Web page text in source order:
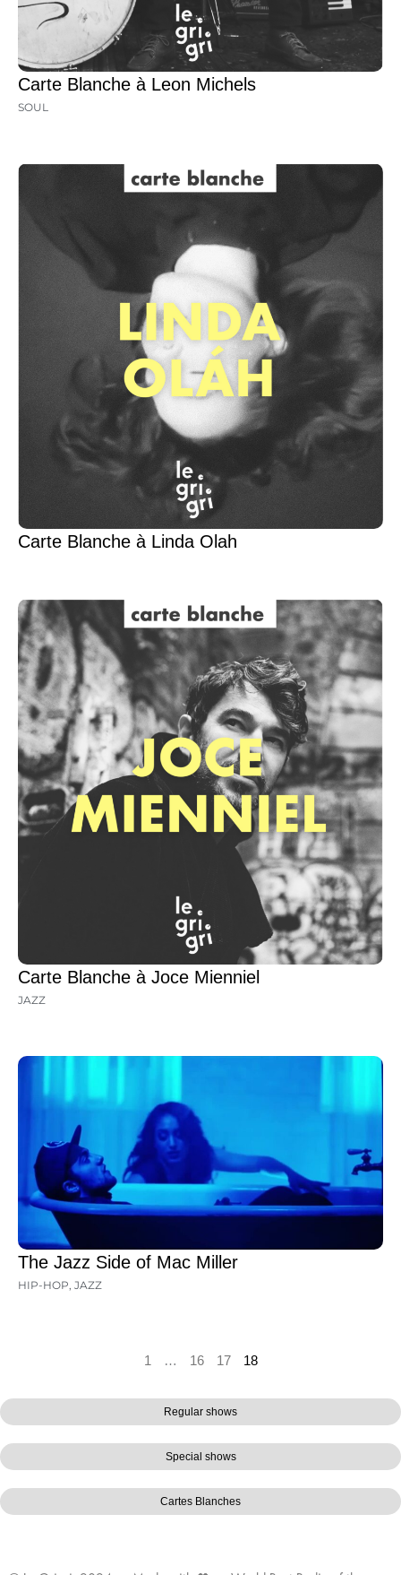
Regular shows
Special shows
Cartes Blanches
Carte Blanche à Leon Michels
SOUL
Carte Blanche à Linda Olah
Carte Blanche à Joce Mienniel
JAZZ
The Jazz Side of Mac Miller
HIP-HOP JAZZ
1 … 16 17 18